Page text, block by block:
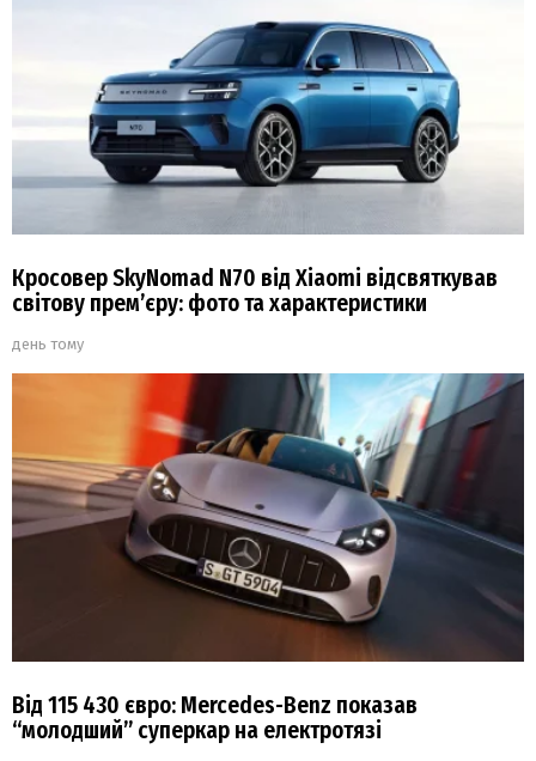
Кросовер SkyNomad N70 від Xiaomi відсвяткував
світову прем’єру: фото та характеристики
день тому
Від 115 430 євро: Mercedes-Benz показав
“молодший” суперкар на електротязі